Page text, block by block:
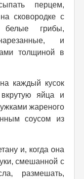
перцем,
сковородке с
грибы,
и
толщиной в
каждый кусок
яйца и
жареного
соусом из
и, когда она
смешанной с
размешать,